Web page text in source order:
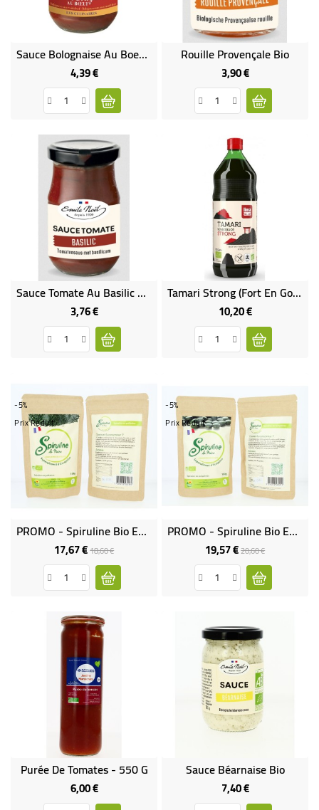
Sauce Bolognaise Au Boeuf Bio
4,39 €Prix
Rouille Provençale Bio
3,90 €Prix
Sauce Tomate Au Basilic Bio
3,76 €Prix
Tamari Strong (fort En Goût) - 500 Ml
10,20 €Prix
-5%
Prix Réduit
PROMO - Spiruline Bio En Paillettes
17,67 €Prix
de
base
18,60 €Prix
-5%
Prix Réduit
PROMO - Spiruline Bio En Comprimés
19,57 €Prix
de
base
20,60 €Prix
Purée De Tomates - 550 G
6,00 €Prix
Sauce Béarnaise Bio
7,40 €Prix